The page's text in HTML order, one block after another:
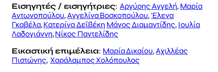
Εισηγητές / εισηγήτριες:Αργύρης Αγγελή, Μαρία
Αντωνοπούλου,Αγγελίνα Βοσκοπούλου,Έλενα
Γκαβέλα,Κατερίνα Δεϊβέκη Μάνος Διαμαντίδης, Ιουλία
Λαδογιάννη,Νίκος Παντελίδης
Εικαστική επιμέλεια: Μαρία Δικαίου,Αχιλλέας
Πιστώνης, Χαράλαμπος Χολόπουλος